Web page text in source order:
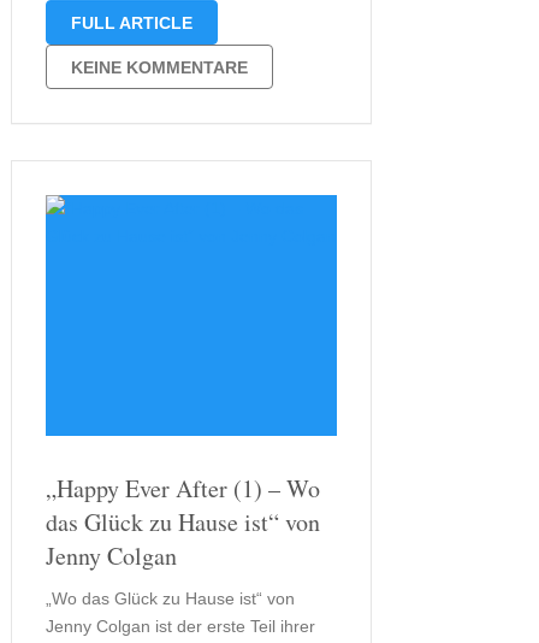
eine klassische Weihnachtsgeschichte
erst zum Jahreswechsel gehört zu
haben. Denn obwohl Weihnachten
hier eine Rolle spielt, muss es …
FULL ARTICLE
KEINE KOMMENTARE
„Happy Ever After (1) – Wo
das Glück zu Hause ist“ von
Jenny Colgan
„Wo das Glück zu Hause ist“ von
Jenny Colgan ist der erste Teil ihrer